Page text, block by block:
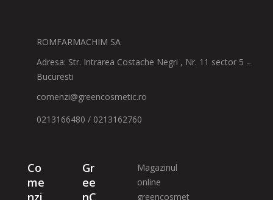
ROMFARMACHIM SA
Adresa: Str. Intrarea Costache Negri , Nr. 11 sector 5 –
Bucuresti
comenzi@greencosmetic.ro
0213166480 / 0213162760
Co
me
nzi
Gr
ee
nC
Magazinul
online
greencosmet